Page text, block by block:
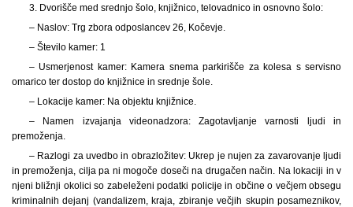
3. Dvorišče med srednjo šolo, knjižnico, telovadnico in osnovno šolo:
– Naslov: Trg zbora odposlancev 26, Kočevje.
– Število kamer: 1
– Usmerjenost kamer: Kamera snema parkirišče za kolesa s servisno
omarico ter dostop do knjižnice in srednje šole.
– Lokacije kamer: Na objektu knjižnice.
– Namen izvajanja videonadzora: Zagotavljanje varnosti ljudi in
premoženja.
– Razlogi za uvedbo in obrazložitev: Ukrep je nujen za zavarovanje ljudi
in premoženja, cilja pa ni mogoče doseči na drugačen način. Na lokaciji in v
njeni bližnji okolici so zabeleženi podatki policije in občine o večjem obsegu
kriminalnih dejanj (vandalizem, kraja, zbiranje večjih skupin posameznikov,